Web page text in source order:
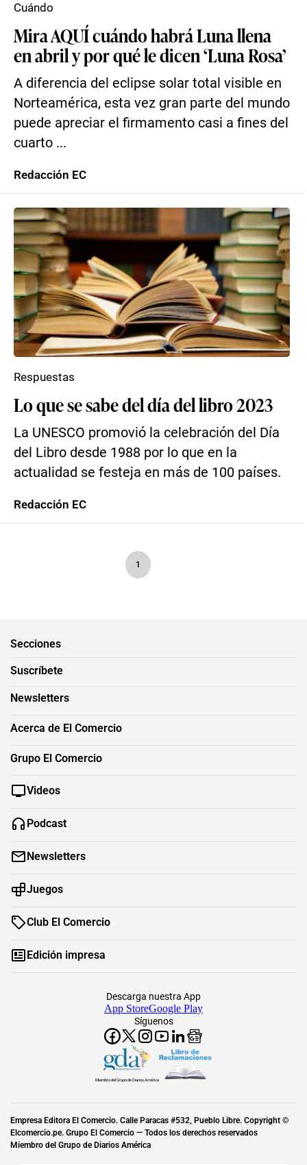
Mira AQUÍ cuándo habrá Luna llena
en abril y por qué le dicen ‘Luna Rosa’
A diferencia del eclipse solar total visible en
Norteamérica, esta vez gran parte del mundo
puede apreciar el firmamento casi a fines del
cuarto ...
Cuándo
Redacción EC
Lo que se sabe del día del libro 2023
La UNESCO promovió la celebración del Día
del Libro desde 1988 por lo que en la
actualidad se festeja en más de 100 países.
Respuestas
Redacción EC
1
Secciones
Suscríbete
Newsletters
Acerca de El Comercio
Grupo El Comercio
Videos
Podcast
Newsletters
Juegos
Club El Comercio
Edición impresa
Síguenos
Descarga nuestra App
App StoreGoogle Play
Miembro del Grupo de Diarios América
Empresa Editora El Comercio. Calle Paracas #532, Pueblo Libre. Copyright ©
Elcomercio.pe. Grupo El Comercio — Todos los derechos reservados
Miembro del Grupo de Diarios América